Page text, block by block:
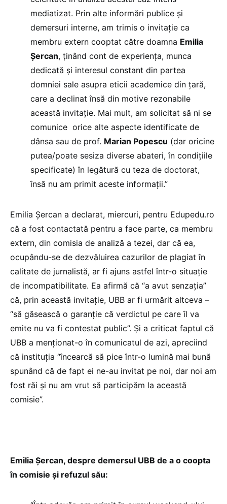
mediatizat. Prin alte informări publice și
demersuri interne, am trimis o invitație ca
membru extern cooptat către doamna Emilia
Șercan, ținând cont de experiența, munca
dedicată și interesul constant din partea
domniei sale asupra eticii academice din țară,
care a declinat însă din motive rezonabile
această invitație. Mai mult, am solicitat să ni se
comunice orice alte aspecte identificate de
dânsa sau de prof. Marian Popescu (dar oricine
putea/poate sesiza diverse abateri, în condițiile
specificate) în legătură cu teza de doctorat,
însă nu am primit aceste informații.”
Emilia Șercan a declarat, miercuri, pentru Edupedu.ro
că a fost contactată pentru a face parte, ca membru
extern, din comisia de analiză a tezei, dar că ea,
ocupându-se de dezvăluirea cazurilor de plagiat în
calitate de jurnalistă, ar fi ajuns astfel într-o situație
de incompatibilitate. Ea afirmă că “a avut senzația”
că, prin această invitație, UBB ar fi urmărit altceva –
“să găsească o garanție că verdictul pe care îl va
emite nu va fi contestat public”. Și a criticat faptul că
UBB a menționat-o în comunicatul de azi, apreciind
că instituția “încearcă să pice într-o lumină mai bună
spunând că de fapt ei ne-au invitat pe noi, dar noi am
fost răi și nu am vrut să participăm la această
comisie”.
Emilia Șercan, despre demersul UBB de a o coopta
în comisie și refuzul său: